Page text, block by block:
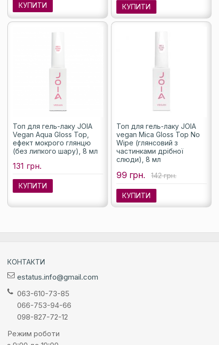
КУПИТИ КУПИТИ
Топ для гель-лаку JOIA
Vegan Aqua Gloss Top,
ефект мокрого глянцю
(без липкого шару), 8 мл
131 грн.
КУПИТИ
Топ для гель-лаку JOIA
vegan Mica Gloss Top No
Wipe (глянсовий з
частинками дрібної
слюди), 8 мл
99 грн. 142 грн.
КУПИТИ
КОНТАКТИ
estatus.info@gmail.com
063-610-73-85
066-753-94-66
098-827-72-12
Режим роботи